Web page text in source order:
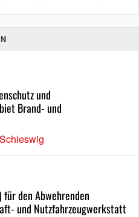
und
Brand- und
den Abwehrenden
und Nutzfahrzeugwerkstatt